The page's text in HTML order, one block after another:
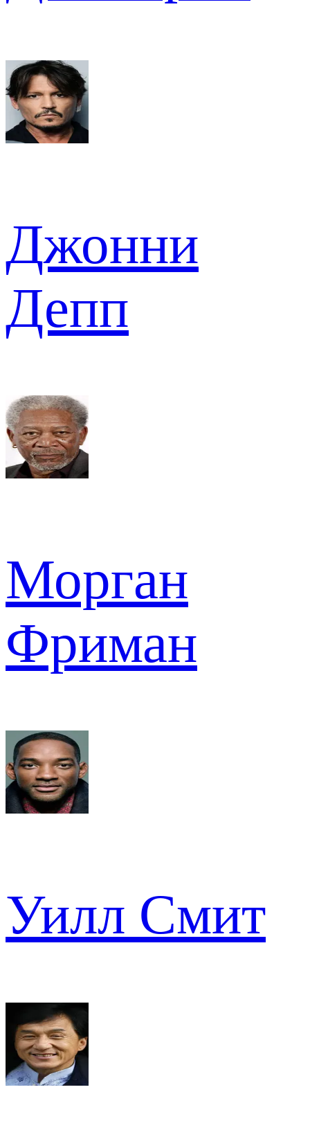
Джонни
Депп
Морган
Фриман
Уилл Смит